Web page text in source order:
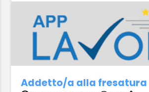
Addetto/a alla fresatura